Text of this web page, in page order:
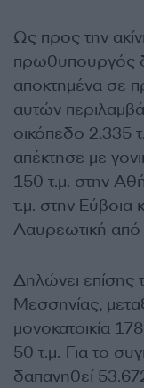
Ως προς την
πρωθυπουργός
αποκτημένα σε
αυτών
οικόπεδο 2.335
απέκτησε με
150 τ.μ. στην
τ.μ. στην Εύβοια
Λαυρεωτική από
Δηλώνει επίσης
Μεσσηνίας,
μονοκατοικία
50 τ.μ. Για το
δαπανηθεί